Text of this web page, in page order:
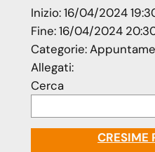
Inizio:16/04/2024
Fine:16/04/2024
Categorie:
Allegati:
Cerca
CRESIME